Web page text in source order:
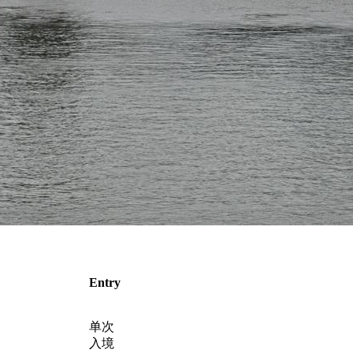
Entry
单次
入境